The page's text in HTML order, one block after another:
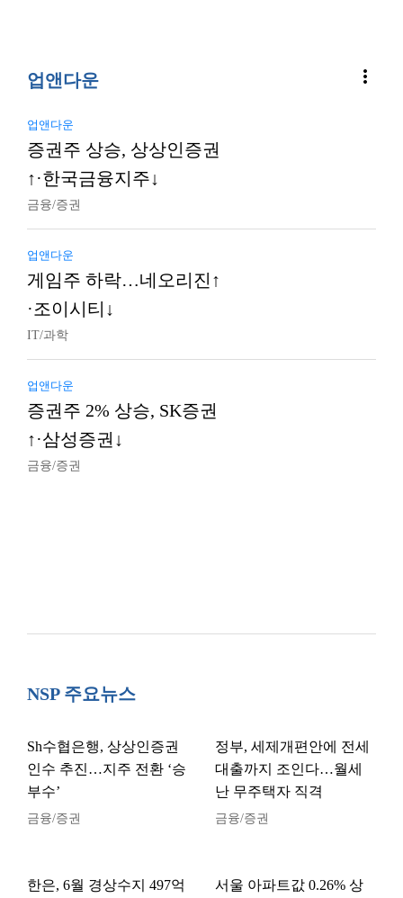
업앤다운 more_vert
업앤다운
증권주 상승, 상상인증권
↑·한국금융지주↓
금융/증권
업앤다운
게임주 하락…네오리진↑
·조이시티↓
IT/과학
업앤다운
증권주 2% 상승, SK증권
↑·삼성증권↓
금융/증권
NSP 주요뉴스
Sh수협은행, 상상인증권
인수 추진…지주 전환 ‘승
부수’
금융/증권
정부, 세제개편안에 전세
대출까지 조인다…월세
난 무주택자 직격
금융/증권
한은, 6월 경상수지 497억
서울 아파트값 0.26% 상